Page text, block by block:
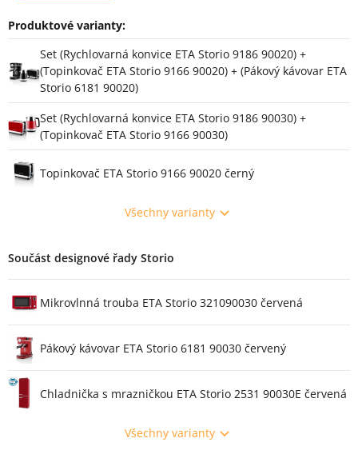
Produktové varianty:
Set (Rychlovarná konvice ETA Storio 9186 90020) +
(Topinkovač ETA Storio 9166 90020) + (Pákový kávovar ETA
Storio 6181 90020)
Set (Rychlovarná konvice ETA Storio 9186 90030) +
(Topinkovač ETA Storio 9166 90030)
Topinkovač ETA Storio 9166 90020 černý
Všechny varianty
Součást designové řady Storio
Mikrovlnná trouba ETA Storio 321090030 červená
Pákový kávovar ETA Storio 6181 90030 červený
Chladnička s mrazničkou ETA Storio 2531 90030E červená
Všechny varianty